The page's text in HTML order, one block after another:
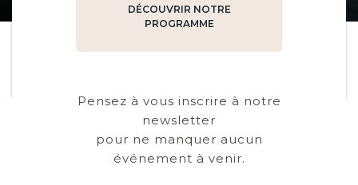
DÉCOUVRIR NOTRE
PROGRAMME
Pensez à vous inscrire à notre
newsletter
pour ne manquer aucun
événement à venir.